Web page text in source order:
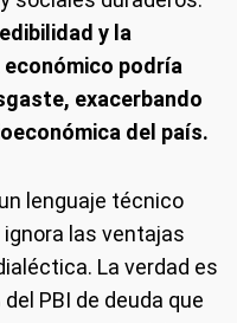
y la
podría
exacerbando
del país.
lenguaje técnico
las ventajas
La verdad es
PBI de deuda que